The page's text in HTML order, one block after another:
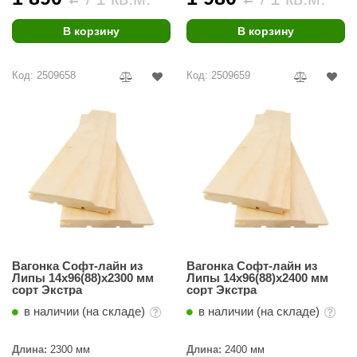
камень
камень
ecology
В корзину В корзину
Код: 2509658
Вагонка Софт-лайн из
Липы 14х96(88)х2300 мм
сорт Экстра
в наличии (на складе)
Длина: 2300 мм
Код: 2509659
Вагонка Софт-лайн из
Липы 14х96(88)х2400 мм
сорт Экстра
в наличии (на складе)
Длина: 2400 мм